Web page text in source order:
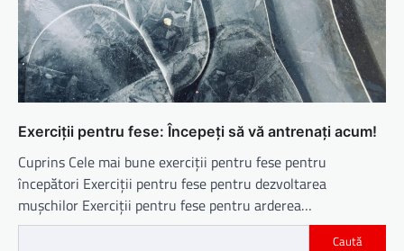
Exerciții pentru fese: Începeți să vă antrenați acum!
Cuprins Cele mai bune exerciții pentru fese pentru
începători Exerciții pentru fese pentru dezvoltarea
mușchilor Exerciții pentru fese pentru arderea…
Caută